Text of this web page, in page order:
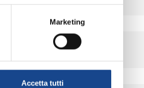
Marketing
Accetta tutti